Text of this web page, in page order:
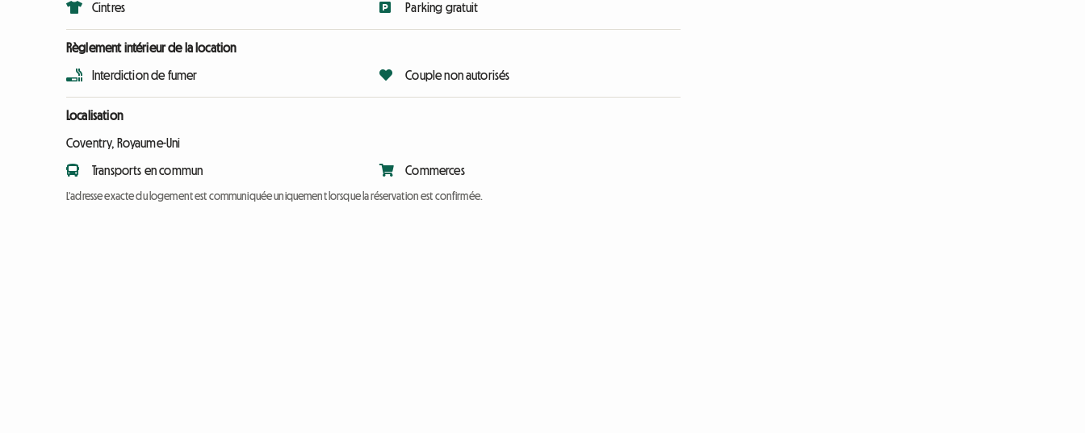
Cintres
Parking gratuit
Règlement intérieur de la location
Interdiction de fumer Couple non autorisés
Localisation
Coventry, Royaume-Uni
Transports en commun Commerces
L'adresse exacte du logement est communiquée uniquement lorsque la réservation est confirmée.